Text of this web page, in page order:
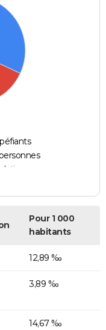
Pour 1 000
habitants
12,89 ‰
3,89 ‰
14,67 ‰